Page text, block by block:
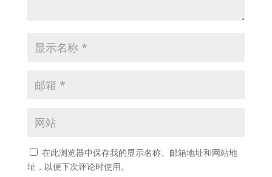
在此浏览器中保存我的显示名称、邮箱地址和网站地
址，以便下次评论时使用。